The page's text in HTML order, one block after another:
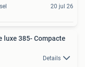
20 jul 26
luxe 385- Compacte
Details